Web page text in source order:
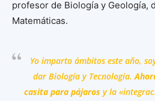
profesor de Biología y Geología,
Matemáticas.
Yo imparto ámbitos este año,
dar Biología y Tecnología.
casita para pájaros y la